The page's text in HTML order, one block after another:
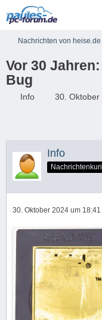
Nachrichten von heise.de
Vor 30
Bug
Info 30. Oktober
Info
30. Oktober 2024 um 18:41